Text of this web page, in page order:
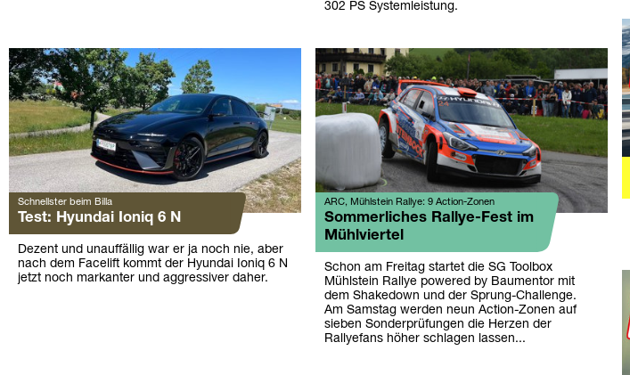
302 PS Systemleistung.
Schnellster beim Billa
Test: Hyundai Ioniq 6 N
Dezent und unauffällig war er ja noch nie, aber
nach dem Facelift kommt der Hyundai Ioniq 6 N
jetzt noch markanter und aggressiver daher.
ARC, Mühlstein Rallye: 9 Action-Zonen
Sommerliches Rallye-Fest im
Mühlviertel
Schon am Freitag startet die SG Toolbox
Mühlstein Rallye powered by Baumentor mit
dem Shakedown und der Sprung-Challenge.
Am Samstag werden neun Action-Zonen auf
sieben Sonderprüfungen die Herzen der
Rallyefans höher schlagen lassen...